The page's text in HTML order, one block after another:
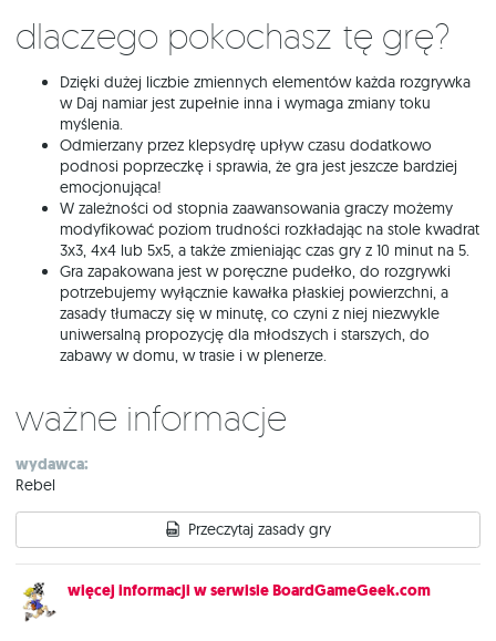
Dlaczego pokochasz tę grę?
Dzięki dużej liczbie zmiennych elementów każda rozgrywka
w Daj namiar jest zupełnie inna i wymaga zmiany toku
myślenia.
Odmierzany przez klepsydrę upływ czasu dodatkowo
podnosi poprzeczkę i sprawia, że gra jest jeszcze bardziej
emocjonująca!
W zależności od stopnia zaawansowania graczy możemy
modyfikować poziom trudności rozkładając na stole kwadrat
3x3, 4x4 lub 5x5, a także zmieniając czas gry z 10 minut na 5.
Gra zapakowana jest w poręczne pudełko, do rozgrywki
potrzebujemy wyłącznie kawałka płaskiej powierzchni, a
zasady tłumaczy się w minutę, co czyni z niej niezwykle
uniwersalną propozycję dla młodszych i starszych, do
zabawy w domu, w trasie i w plenerze.
Ważne informacje
wydawca:
Rebel
Przeczytaj zasady gry
więcej informacji w serwisie BoardGameGeek.com